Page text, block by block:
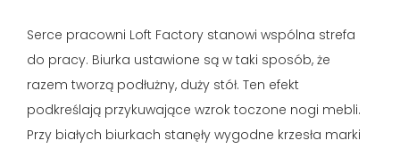
Serce pracowni Loft Factory stanowi wspólna strefa
do pracy. Biurka ustawione są w taki sposób, że
razem tworzą podłużny, duży stół. Ten efekt
podkreślają przykuwające wzrok toczone nogi mebli.
Przy białych biurkach stanęły wygodne krzesła marki